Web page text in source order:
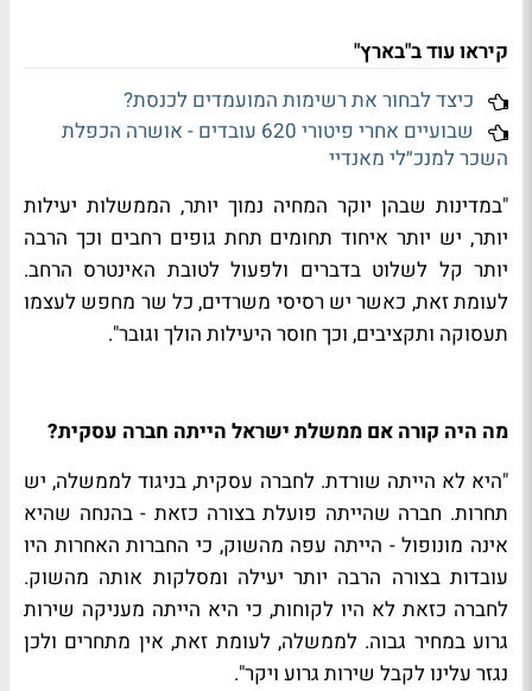
קיראו עוד ב"בארץ"
כיצד לבחור את רשימות המועמדים לכנסת?
שבועיים אחרי פיטורי 620 עובדים - אושרה הכפלת
השכר למנכ״לי מאנדיי
"במדינות שבהן יוקר המחיה נמוך יותר, הממשלות יעילות
יותר, יש יותר איחוד תחומים תחת גופים רחבים וכך הרבה
יותר קל לשלוט בדברים ולפעול לטובת האינטרס הרחב.
לעומת זאת, כאשר יש רסיסי משרדים, כל שר מחפש לעצמו
תעסוקה ותקציבים, וכך חוסר היעילות הולך וגובר".
מה היה קורה אם ממשלת ישראל הייתה חברה עסקית?
"היא לא הייתה שורדת. לחברה עסקית, בניגוד לממשלה, יש
תחרות. חברה שהייתה פועלת בצורה כזאת - בהנחה שהיא
אינה מונופול - הייתה עפה מהשוק, כי החברות האחרות היו
עובדות בצורה הרבה יותר יעילה ומסלקות אותה מהשוק.
לחברה כזאת לא היו לקוחות, כי היא הייתה מעניקה שירות
גרוע במחיר גבוה. לממשלה, לעומת זאת, אין מתחרים ולכן
נגזר עלינו לקבל שירות גרוע ויקר".